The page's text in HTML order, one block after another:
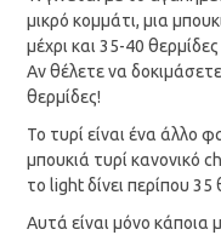
μικρό κομμάτι, μια
μέχρι και 35-40
Αν θέλετε να
θερμίδες!
Το τυρί είναι ένα άλλο
μπουκιά τυρί κανονικό
το light δίνει περίπου 35
Αυτά είναι μόνο κάποια